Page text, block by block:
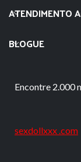
ATENDIMENTO
BLOGUE
Encontre 2.000
sexdollxxx .com